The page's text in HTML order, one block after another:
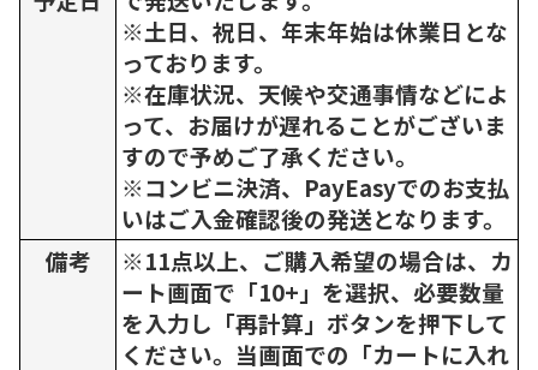
※土日、祝日、年末年始は休業日とな
っております。
※在庫状況、天候や交通事情などによ
って、お届けが遅れることがございま
すので予めご了承ください。
※コンビニ決済、PayEasyでのお支払
いはご入金確認後の発送となります。
備考
※11点以上、ご購入希望の場合は、カ
ート画面で「10+」を選択、必要数量
を入力し「再計算」ボタンを押下して
ください。当画面での「カートに入れ